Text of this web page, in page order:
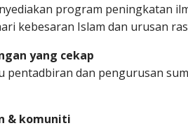
program peningkatan
kebesaran Islam dan urusan
yang cekap
pentadbiran dan pengurusan
& komuniti